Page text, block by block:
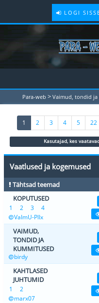
LOGI
Para-web > Vaimud, tondid ja
1 (current)
2 3 4 5 22
Kasutajad, kes
Vaatlused ja kogemused
Tähtsad teemad
KOPUTUSED
1 2 3
4
VaImU-PlIx
VAIMUD,
TONDID JA
KUMMITUSED
birdy
KAHTLASED
JUHTUMID
1
2
marx07